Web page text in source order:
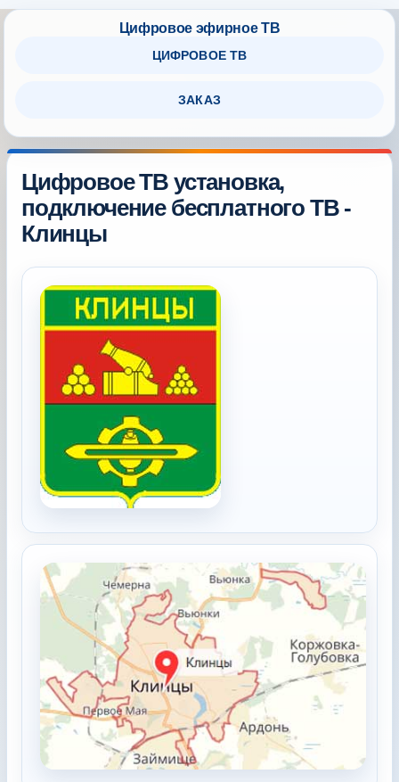
ЦИФРОВОЕ ТВ
ЗАКАЗ
Цифровое ТВ установка,
подключение бесплатного ТВ -
Клинцы